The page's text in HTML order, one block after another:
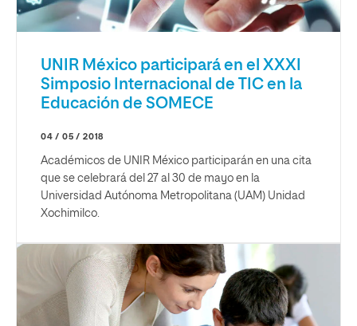
UNIR México participará en el XXXI
Simposio Internacional de TIC en la
Educación de SOMECE
04 / 05 / 2018
Académicos de UNIR México participarán en una cita
que se celebrará del 27 al 30 de mayo en la
Universidad Autónoma Metropolitana (UAM) Unidad
Xochimilco.